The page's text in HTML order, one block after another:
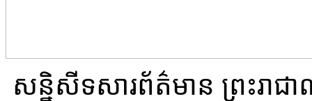
សន្និសីទសារព័ត៌មាន ព្រះរាជ